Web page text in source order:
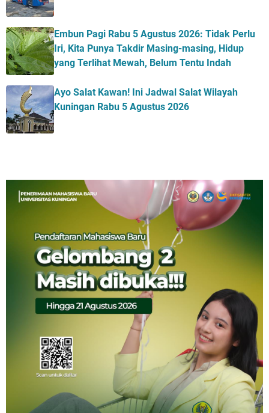
Embun Pagi Rabu 5 Agustus 2026: Tidak Perlu
Iri, Kita Punya Takdir Masing-masing, Hidup
yang Terlihat Mewah, Belum Tentu Indah
Ayo Salat Kawan! Ini Jadwal Salat Wilayah
Kuningan Rabu 5 Agustus 2026